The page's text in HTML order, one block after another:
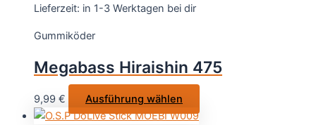
Lieferzeit: in 1-3 Werktagen bei dir
Gummiköder
Megabass Hiraishin 475
9,99 € Ausführung wählen
Produkt